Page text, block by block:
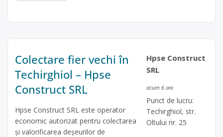
Colectare fier vechi în
Techirghiol – Hpse
Construct SRL
Hpse Construct SRL este operator
economic autorizat pentru colectarea
și valorificarea deșeurilor de
Hpse Construct
SRL
acum 6 ani
Punct de lucru:
Techirghiol, str.
Oltului nr. 25